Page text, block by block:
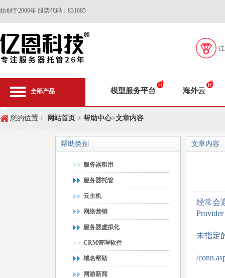
始创于2000年 股票代码：831685
全部产品 模型服务平台 海外云
您的位置： 网站首页 > 帮助中心>文章内容
帮助类别
服务器租用
服务器托管
云主机
网络营销
服务器虚拟化
CRM管理软件
域名帮助
网游新闻
文章内容
经常会
未指定
/